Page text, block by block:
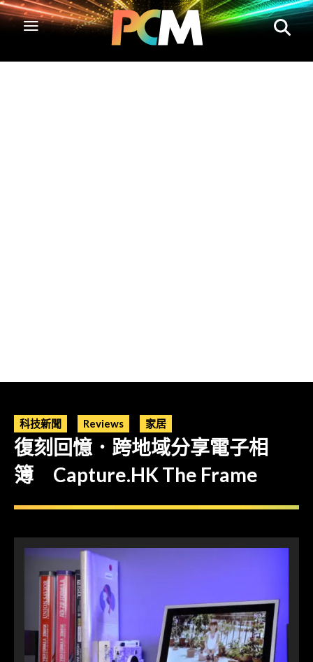
科技新聞 Reviews 家居
復刻回憶．跨地域分享電子相
簿 Capture.HK The Frame